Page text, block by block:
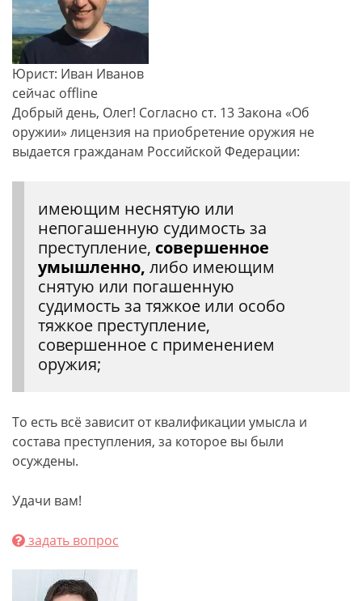
Юрист: Иван Иванов
сейчас offline
Добрый день, Олег! Согласно ст. 13 Закона «Об
оружии» лицензия на приобретение оружия не
выдается гражданам Российской Федерации:
имеющим неснятую или
непогашенную судимость за
преступление, совершенное
умышленно, либо имеющим
снятую или погашенную
судимость за тяжкое или особо
тяжкое преступление,
совершенное с применением
оружия;
То есть всё зависит от квалификации умысла и
состава преступления, за которое вы были
осуждены.
Удачи вам!
задать вопрос